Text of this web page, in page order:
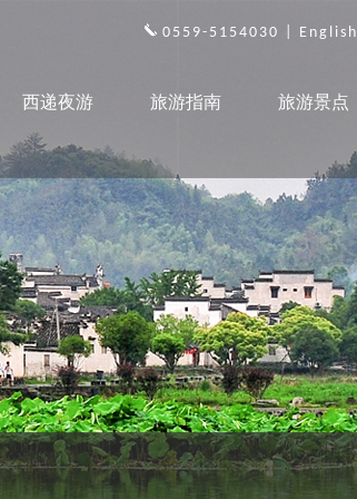
0559-5154030 | English
西递夜游 旅游指南 旅游景点